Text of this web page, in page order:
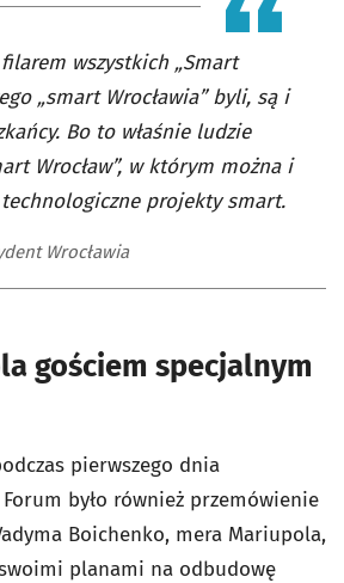
wszystkich „Smart
„smart Wrocławia” byli, są i
Bo to właśnie ludzie
Wrocław”, w którym można i
projekty smart.
Wrocławia
gościem specjalnym
pierwszego dnia
było również przemówienie
Boichenko, mera Mariupola,
planami na odbudowę